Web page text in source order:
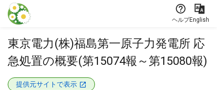
本文に飛ぶ
ヘルプEnglish
東京電力(株)福島第一原子力発電所 応
急処置の概要(第15074報～第15080報)
提供元サイトで表示